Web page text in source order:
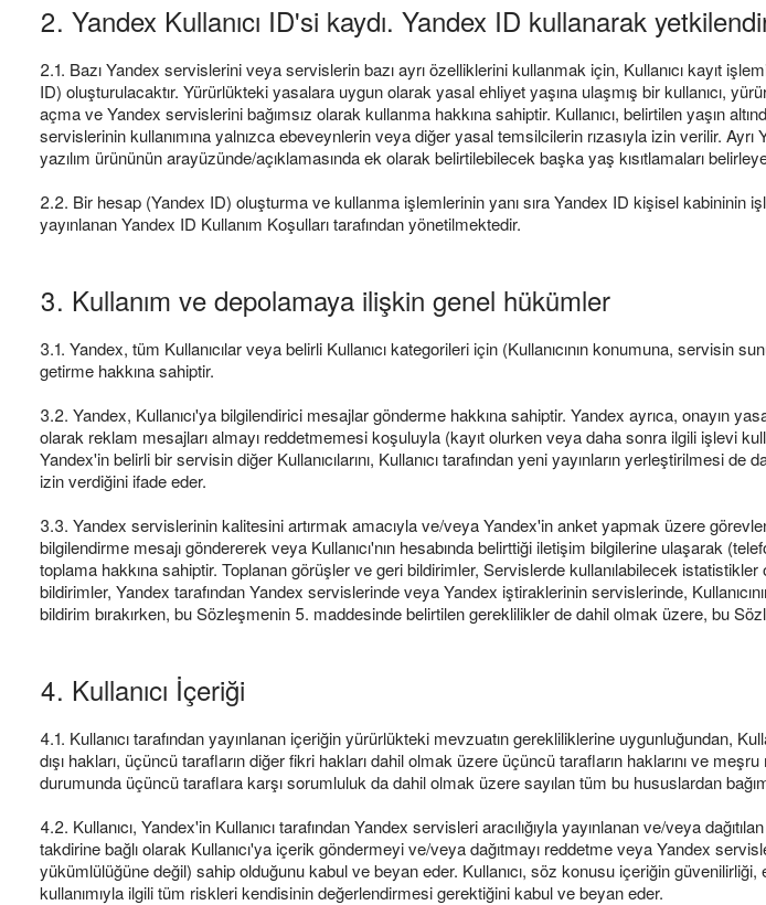
2. Yandex Kullanıcı ID'si kaydı. Yandex ID kullanarak
2.1. Bazı Yandex servislerini veya servislerin bazı ayrı özelliklerini kullanmak için, Kullanıcı kayıt
ID) oluşturulacaktır. Yürürlükteki yasalara uygun olarak yasal ehliyet yaşına ulaşmış bir kullanıcı,
açma ve Yandex servislerini bağımsız olarak kullanma hakkına sahiptir. Kullanıcı, belirtilen yaşın
servislerinin kullanımına yalnızca ebeveynlerin veya diğer yasal temsilcilerin rızasıyla izin verilir.
yazılım ürününün arayüzünde/açıklamasında ek olarak belirtilebilecek başka yaş kısıtlamaları
2.2. Bir hesap (Yandex ID) oluşturma ve kullanma işlemlerinin yanı sıra Yandex ID kişisel kabininin
yayınlanan Yandex ID Kullanım Koşulları tarafından yönetilmektedir.
3. Kullanım ve depolamaya ilişkin genel hükümler
3.1. Yandex, tüm Kullanıcılar veya belirli Kullanıcı kategorileri için (Kullanıcının konumuna, servisin
getirme hakkına sahiptir.
3.2. Yandex, Kullanıcı'ya bilgilendirici mesajlar gönderme hakkına sahiptir. Yandex ayrıca, onayın
olarak reklam mesajları almayı reddetmemesi koşuluyla (kayıt olurken veya daha sonra ilgili işlevi
Yandex'in belirli bir servisin diğer Kullanıcılarını, Kullanıcı tarafından yeni yayınların yerleştirilmesi
izin verdiğini ifade eder.
3.3. Yandex servislerinin kalitesini artırmak amacıyla ve/veya Yandex'in anket yapmak üzere
bilgilendirme mesajı göndererek veya Kullanıcı'nın hesabında belirttiği iletişim bilgilerine ulaşarak
toplama hakkına sahiptir. Toplanan görüşler ve geri bildirimler, Servislerde kullanılabilecek istatistikler
bildirimler, Yandex tarafından Yandex servislerinde veya Yandex iştiraklerinin servislerinde,
bildirim bırakırken, bu Sözleşmenin 5. maddesinde belirtilen gereklilikler de dahil olmak üzere, bu
4. Kullanıcı İçeriği
4.1. Kullanıcı tarafından yayınlanan içeriğin yürürlükteki mevzuatın gerekliliklerine uygunluğundan,
dışı hakları, üçüncü tarafların diğer fikri hakları dahil olmak üzere üçüncü tarafların haklarını ve
durumunda üçüncü taraflara karşı sorumluluk da dahil olmak üzere sayılan tüm bu hususlardan
4.2. Kullanıcı, Yandex'in Kullanıcı tarafından Yandex servisleri aracılığıyla yayınlanan ve/veya
takdirine bağlı olarak Kullanıcı'ya içerik göndermeyi ve/veya dağıtmayı reddetme veya Yandex
yükümlülüğüne değil) sahip olduğunu kabul ve beyan eder. Kullanıcı, söz konusu içeriğin
kullanımıyla ilgili tüm riskleri kendisinin değerlendirmesi gerektiğini kabul ve beyan eder.